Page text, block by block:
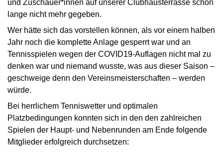
und Zuschauer*innen auf unserer Clubhausterrasse schon
lange nicht mehr gegeben.
Wer hätte sich das vorstellen können, als vor einem halben
Jahr noch die komplette Anlage gesperrt war und an
Tennisspielen wegen der COVID19-Auflagen nicht mal zu
denken war und niemand wusste, was aus dieser Saison –
geschweige denn den Vereinsmeisterschaften – werden
würde.
Bei herrlichem Tenniswetter und optimalen
Platzbedingungen konnten sich in den den zahlreichen
Spielen der Haupt- und Nebenrunden am Ende folgende
Mitglieder erfolgreich durchsetzen: